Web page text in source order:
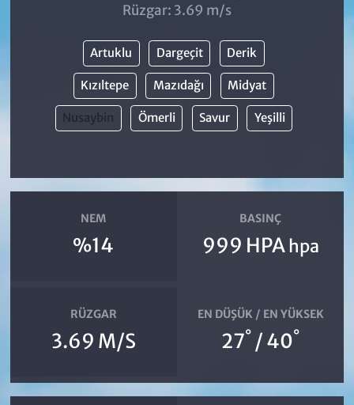
Rüzgar: 3.69 m/s
Artuklu Dargeçit Derik
Kızıltepe Mazıdağı Midyat
Nusaybin Ömerli Savur Yeşilli
NEM
%14
BASINÇ
999 HPA hpa
RÜZGAR
3.69 M/S
EN DÜŞÜK / EN YÜKSEK
27° / 40°